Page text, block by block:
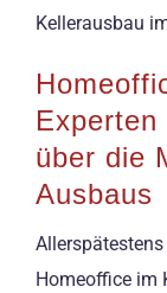
Kellerausbau
über die
Ausbaus
Homeoffice im